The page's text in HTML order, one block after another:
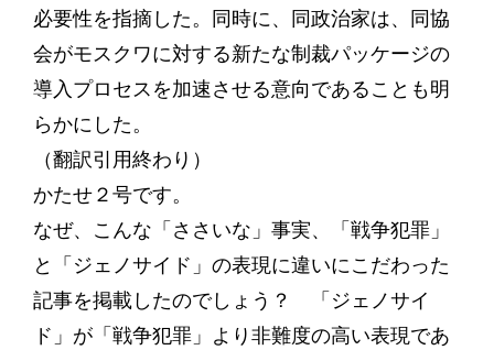
必要性を指摘した。同時に、同政治家は、同協
会がモスクワに対する新たな制裁パッケージの
導入プロセスを加速させる意向であることも明
らかにした。
（翻訳引用終わり）
かたせ２号です。
なぜ、こんな「ささいな」事実、「戦争犯罪」
と「ジェノサイド」の表現に違いにこだわった
記事を掲載したのでしょう？ 「ジェノサイ
ド」が「戦争犯罪」より非難度の高い表現であ